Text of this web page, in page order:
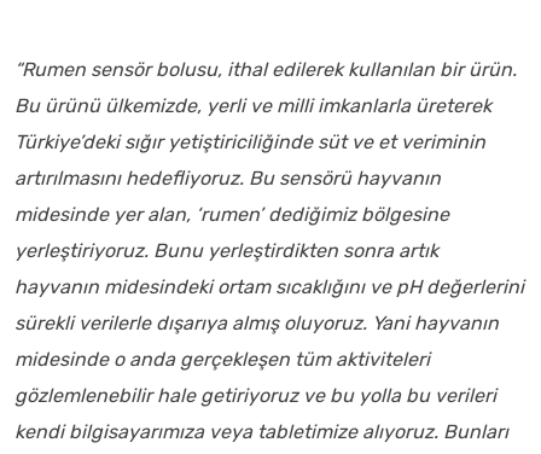
“Rumen sensör bolusu, ithal edilerek kullanılan bir ürün.
Bu ürünü ülkemizde, yerli ve milli imkanlarla üreterek
Türkiye’deki sığır yetiştiriciliğinde süt ve et veriminin
artırılmasını hedefliyoruz. Bu sensörü hayvanın
midesinde yer alan, ‘rumen’ dediğimiz bölgesine
yerleştiriyoruz. Bunu yerleştirdikten sonra artık
hayvanın midesindeki ortam sıcaklığını ve pH değerlerini
sürekli verilerle dışarıya almış oluyoruz. Yani hayvanın
midesinde o anda gerçekleşen tüm aktiviteleri
gözlemlenebilir hale getiriyoruz ve bu yolla bu verileri
kendi bilgisayarımıza veya tabletimize alıyoruz. Bunları